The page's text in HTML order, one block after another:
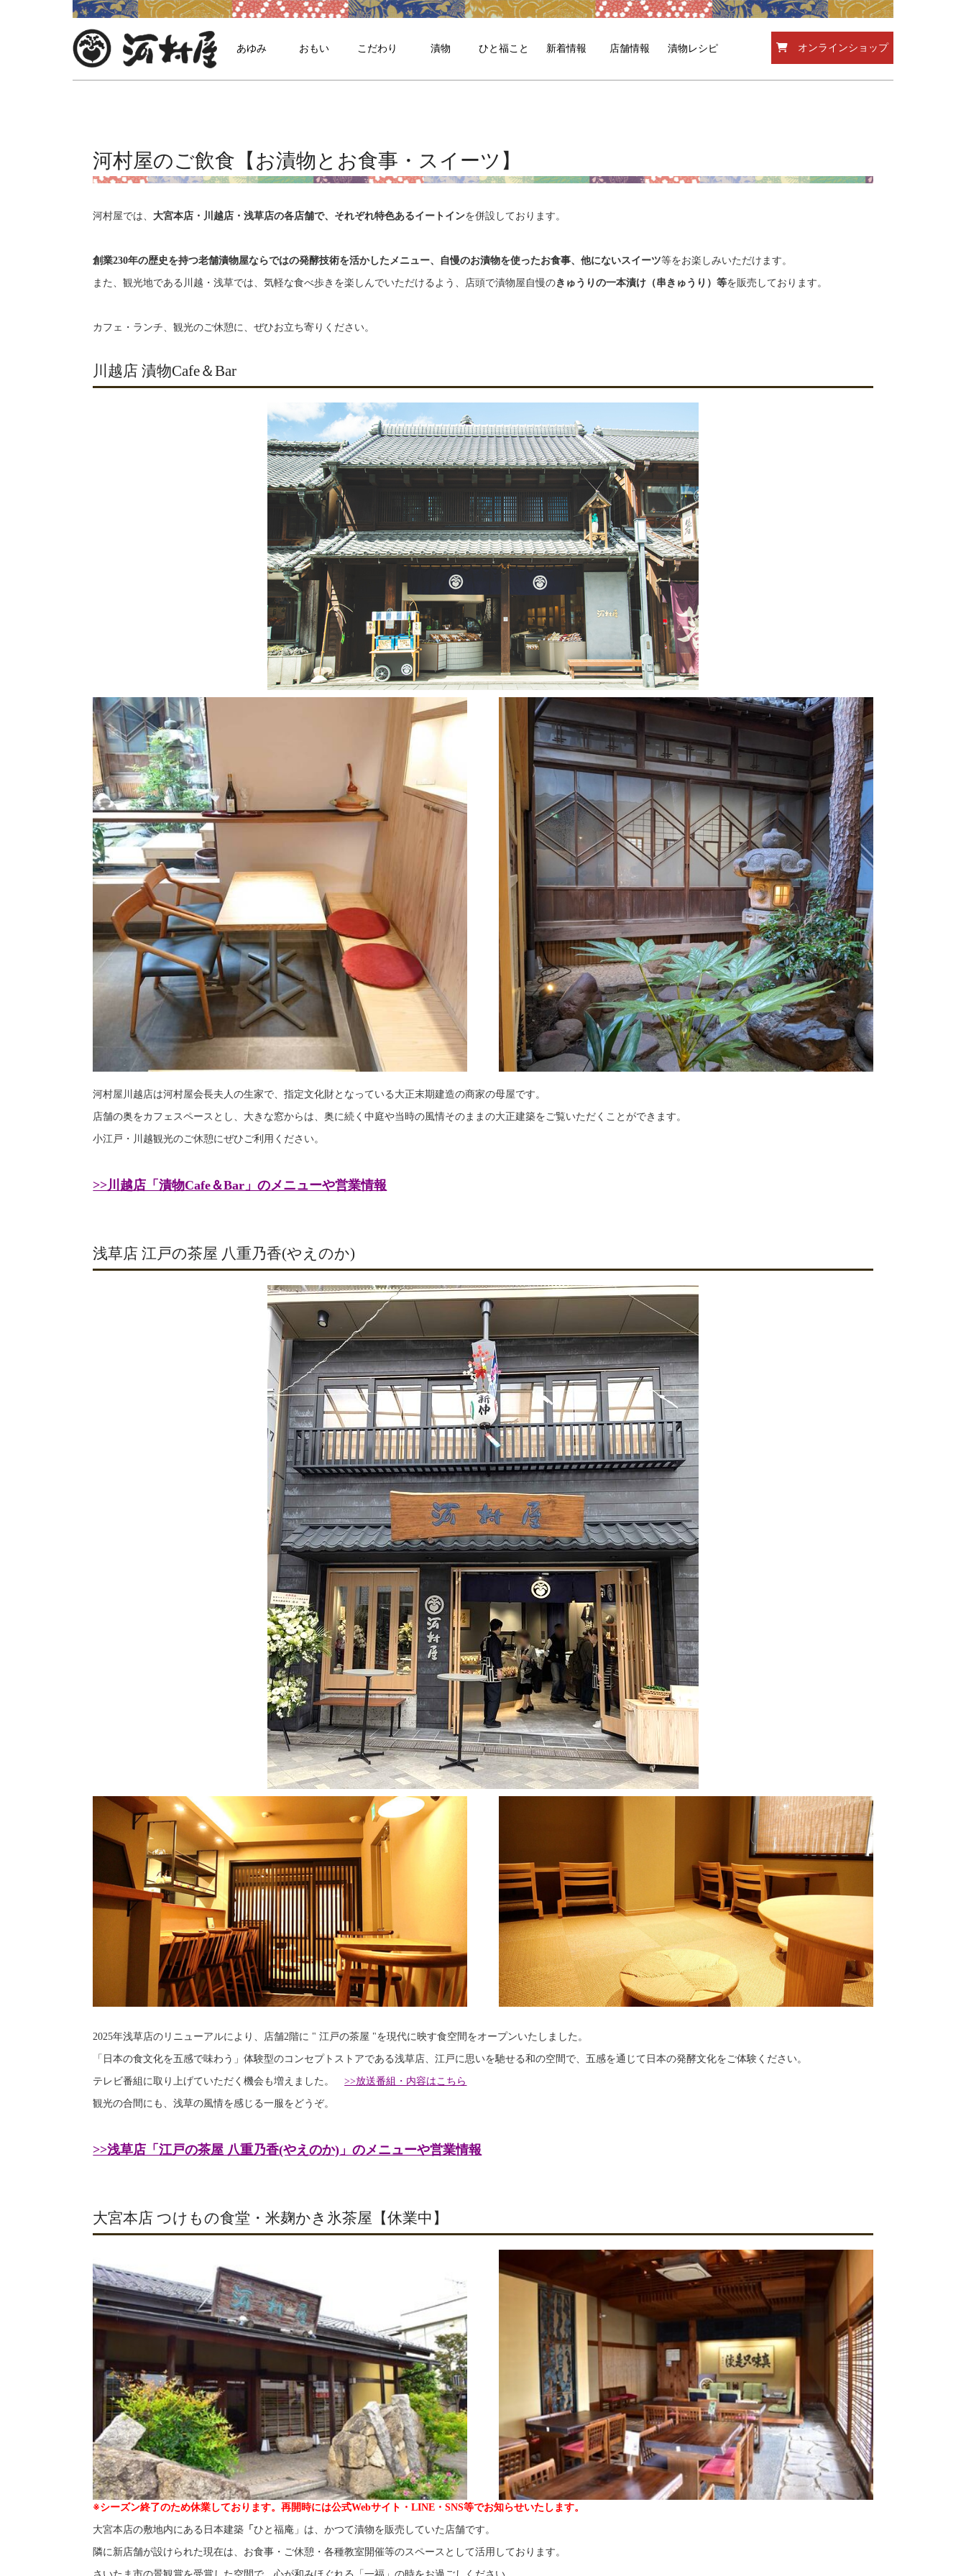
あゆみ おもい こだわり 漬物 ひと福こと 新着情報 店舗情報 漬物レシピ オンラインショップ
河村屋のご飲食【お漬物とお食事・スイーツ】
河村屋では、 大宮本店・川越店・浅草店の各店舗で、それぞれ特色あるイートインを併設しております。
創業230年の歴史を持つ老舗漬物屋ならではの発酵技術を活かしたメニュー、自慢のお漬物を使ったお食事、他にないスイーツ等をお楽しみいただけます。
また、観光地である川越・浅草では、気軽な食べ歩きを楽しんでいただけるよう、店頭で漬物屋自慢のきゅうりの一本漬け（串きゅうり）等を販売しております。
カフェ・ランチ、観光のご休憩に、ぜひお立ち寄りください。
川越店 漬物Cafe＆Bar
河村屋川越店は河村屋会長夫人の生家で、指定文化財となっている大正末期建造の商家の母屋です。
店舗の奥をカフェスペースとし、大きな窓からは、奥に続く中庭や当時の風情そのままの大正建築をご覧いただくことができます。
小江戸・川越観光のご休憩にぜひご利用ください。
>>川越店「漬物Cafe＆Bar」のメニューや営業情報
浅草店 江戸の茶屋 八重乃香(やえのか)
2025年浅草店のリニューアルにより、店舗2階に " 江戸の茶屋 "を現代に映す食空間をオープンいたしました。
「日本の食文化を五感で味わう」体験型のコンセプトストアである浅草店、江戸に思いを馳せる和の空間で、五感を通じて日本の発酵文化をご体験ください。
テレビ番組に取り上げていただく機会も増えました。>>放送番組・内容はこちら
観光の合間にも、浅草の風情を感じる一服をどうぞ。
>>浅草店「江戸の茶屋 八重乃香(やえのか)」のメニューや営業情報
大宮本店 つけもの食堂・米麹かき氷茶屋【休業中】
※シーズン終了のため休業しております。再開時には公式Webサイト・LINE・SNS等でお知らせいたします。
大宮本店の敷地内にある日本建築 「ひと福庵」は、かつて漬物を販売していた店舗です。
隣に新店舗が設けられた現在は、お食事・ご休憩・各種教室開催等のスペースとして活用しております。